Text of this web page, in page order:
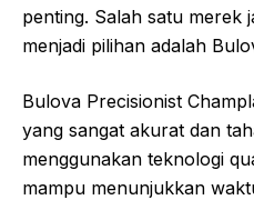
penting. Salah satu merek
menjadi pilihan adalah
Bulova Precisionist
yang sangat akurat dan
menggunakan teknologi
mampu menunjukkan